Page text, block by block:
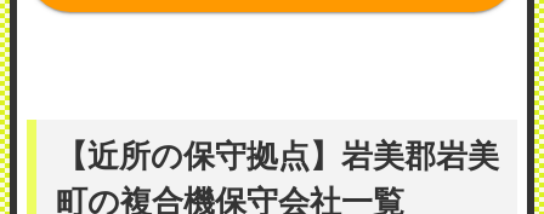
【近所の保守拠点】岩美郡岩美
町の複合機保守会社一覧